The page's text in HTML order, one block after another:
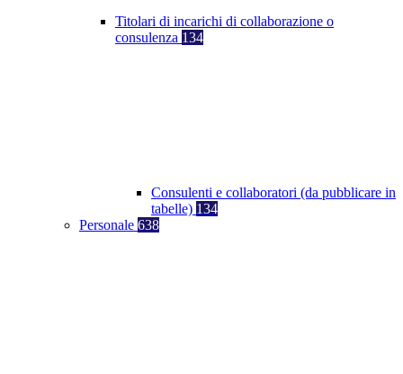
Titolari di incarichi di collaborazione o
consulenza 134
Consulenti e collaboratori (da pubblicare in
tabelle) 134
Personale 638